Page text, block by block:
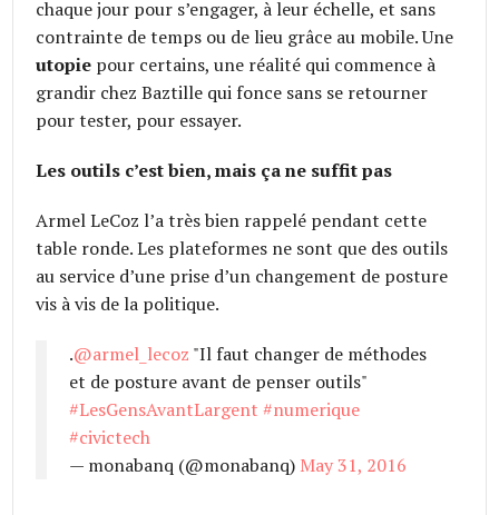
chaque jour pour s’engager, à leur échelle, et sans
contrainte de temps ou de lieu grâce au mobile. Une
utopie pour certains, une réalité qui commence à
grandir chez Baztille qui fonce sans se retourner
pour tester, pour essayer.
Les outils c’est bien, mais ça ne suffit pas
Armel LeCoz l’a très bien rappelé pendant cette
table ronde. Les plateformes ne sont que des outils
au service d’une prise d’un changement de posture
vis à vis de la politique.
.@armel_lecoz "Il faut changer de méthodes
et de posture avant de penser outils"
#LesGensAvantLargent #numerique
#civictech
— monabanq (@monabanq) May 31, 2016